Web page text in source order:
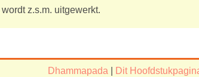
z.s.m. uitgewerkt.
Dhammapada Dit